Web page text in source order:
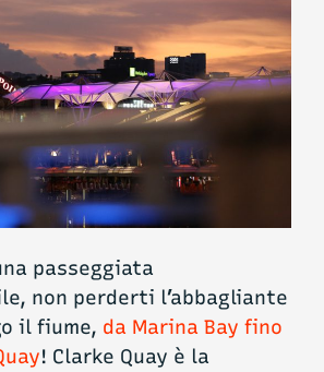
passeggiata
non perderti l’abbagliante
il fiume, da Marina Bay fino
! Clarke Quay è la